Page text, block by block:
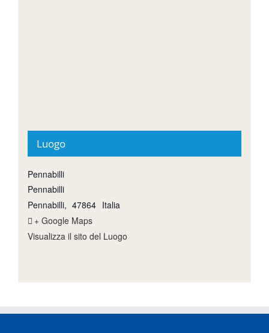
Luogo
Pennabilli
Pennabilli
Pennabilli, 47864 Italia
+ Google Maps
Visualizza il sito del Luogo